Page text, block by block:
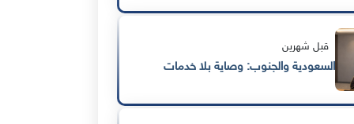
قبل شهرين
السعودية والجنوب: وصاية بلا خدمات